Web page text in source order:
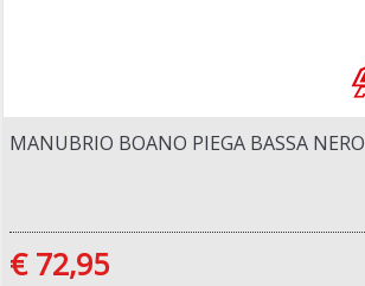
MANUBRIO BOANO PIEGA BASSA NERO
€ 72,95